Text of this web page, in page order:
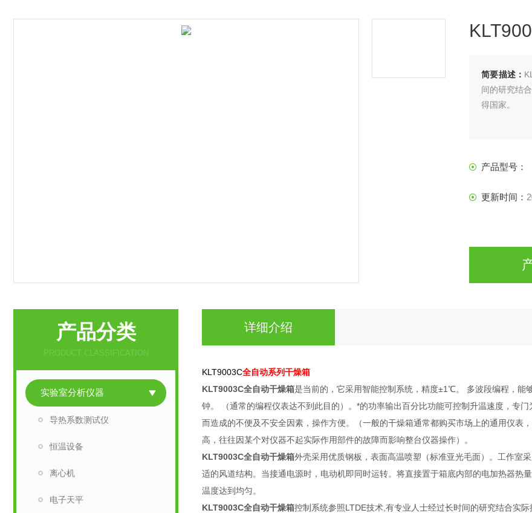
简要描述：
间的研究结
得国家。
产品型号：
更新时间：
产品分类
PRODUCT CLASSIFICATION
实验室分析仪器
导热系数测试仪
恒温设备
离心机
电子天平
详细介绍
KLT9003C全自动系列干燥箱
KLT9003C全自动干燥箱是当前的，它采用智能控制系统，精度±1℃。 多波段编程，能
钟。 （通常的编程仪表达不到此目的）。*的功率输出百分比功能可控制升温速度，专
而造成的不便及不安全因素，操作方便。（一般的干燥箱通常都购买市场上的通用仪表
高，往往因某个对仪器不起实际作用部件的故障而影响整台仪器操作）。
KLT9003C全自动干燥箱外壳采用优质钢板，表面高温喷塑（标准亚光毛面）。工作室
适的风道结构。当接通电源时，电动机即同时运转。将直接置于箱底内部的电加热器热
温度达到均匀。
KLT9003C全自动干燥箱控制系统参照LTDE技术,有专业人士经过长时间的研究结合实